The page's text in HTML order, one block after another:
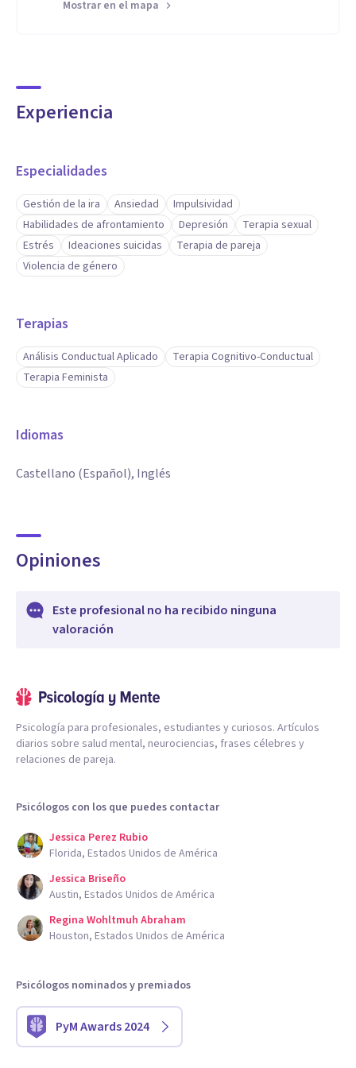
Mostrar en el mapa
Experiencia
Especialidades
Gestión de la ira Ansiedad
Impulsividad
Habilidades de afrontamiento
Depresión
Terapia sexual
Estrés
Ideaciones suicidas
Terapia de pareja
Violencia de género
Terapias
Análisis Conductual Aplicado
Terapia Cognitivo-Conductual
Terapia Feminista
Idiomas
Castellano (Español), Inglés
Opiniones
Este profesional no ha recibido ninguna
valoración
Psicología para profesionales, estudiantes y curiosos. Artículos
diarios sobre salud mental, neurociencias, frases célebres y
relaciones de pareja.
Psicólogos con los que puedes contactar
Jessica Perez Rubio
Florida, Estados Unidos de América
Jessica Briseño
Austin, Estados Unidos de América
Regina Wohltmuh Abraham
Houston, Estados Unidos de América
Psicólogos nominados y premiados
PyM Awards 2024